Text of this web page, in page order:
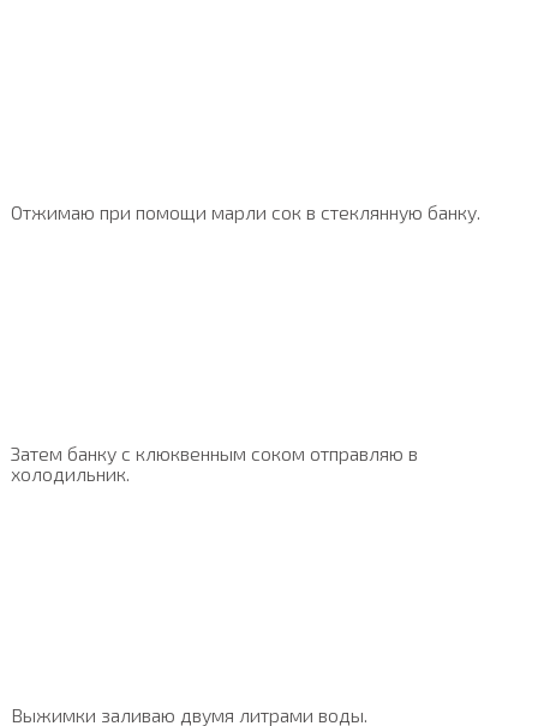
Отжимаю при помощи марли сок в стеклянную банку.
Затем банку с клюквенным соком отправляю в
холодильник.
Выжимки заливаю двумя литрами воды.